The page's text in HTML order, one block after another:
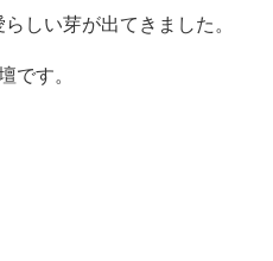
しい芽が出てきました。
です。